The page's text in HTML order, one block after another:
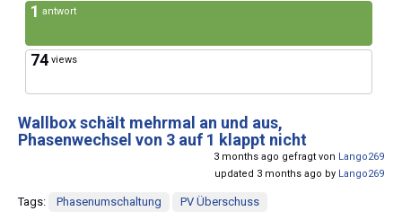
1 antwort
74 views
Wallbox schält mehrmal an und aus,
Phasenwechsel von 3 auf 1 klappt nicht
3 months ago gefragt von Lango269
updated 3 months ago by Lango269
Tags: Phasenumschaltung PV Überschuss